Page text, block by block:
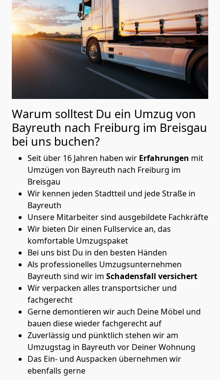
Warum solltest Du ein Umzug von
Bayreuth nach Freiburg im Breisgau
bei uns buchen?
Seit über 16 Jahren haben wir Erfahrungen mit
Umzügen von Bayreuth nach Freiburg im
Breisgau
Wir kennen jeden Stadtteil und jede Straße in
Bayreuth
Unsere Mitarbeiter sind ausgebildete Fachkräfte
Wir bieten Dir einen Fullservice an, das
komfortable Umzugspaket
Bei uns bist Du in den besten Händen
Als professionelles Umzugsunternehmen
Bayreuth sind wir im Schadensfall versichert
Wir verpacken alles transportsicher und
fachgerecht
Gerne demontieren wir auch Deine Möbel und
bauen diese wieder fachgerecht auf
Zuverlässig und pünktlich stehen wir am
Umzugstag in Bayreuth vor Deiner Wohnung
Das Ein- und Auspacken übernehmen wir
ebenfalls gerne